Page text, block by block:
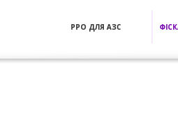
РРО ДЛЯ АЗС